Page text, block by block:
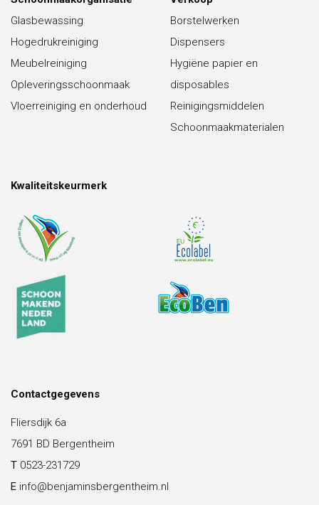
Glasbewassing
Hogedrukreiniging
Meubelreiniging
Opleveringsschoonmaak
Vloerreiniging en onderhoud
Borstelwerken
Dispensers
Hygiëne papier en
disposables
Reinigingsmiddelen
Schoonmaakmaterialen
Kwaliteitskeurmerk
Contactgegevens
Fliersdijk 6a
7691 BD Bergentheim
T 0523-231729
E info@benjaminsbergentheim.nl